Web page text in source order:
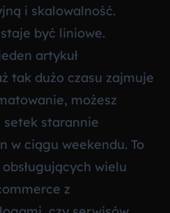
i skalowalność.
być liniowe.
artykuł
tak dużo czasu zajmuje
możesz
starannie
w ciągu weekendu. To
wielu
z